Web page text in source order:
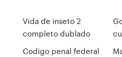
Vida de inseto 2
completo dublado
Codigo penal federal